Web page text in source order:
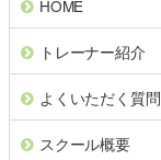
HOME
トレーナー紹介
よくいただく質問
スクール概要